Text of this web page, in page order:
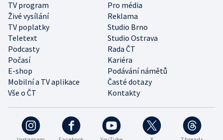
TV program
Pro média
Živé vysílání
Reklama
TV poplatky
Studio Brno
Teletext
Studio Ostrava
Podcasty
Rada ČT
Počasí
Kariéra
E-shop
Podávání námětů
Mobilní a TV aplikace
Časté dotazy
Vše o ČT
Kontakty